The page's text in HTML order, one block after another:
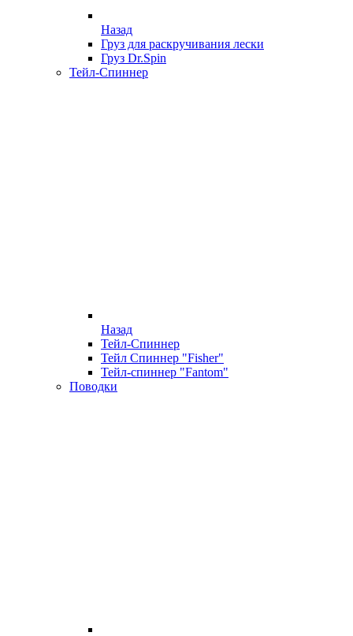
Назад
Груз для раскручивания лески
Груз Dr.Spin
Тейл-Спиннер
Назад
Тейл-Спиннер
Тейл Спиннер "Fisher"
Тейл-спиннер "Fantom"
Поводки